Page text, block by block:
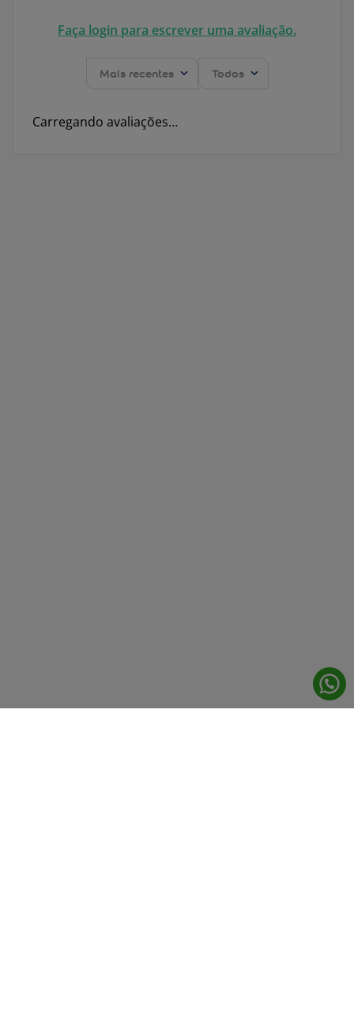
Faça login para escrever uma avaliação.
Mais recentes Todos
Carregando avaliações…